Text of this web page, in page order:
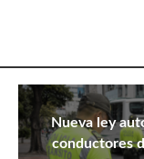
Nueva ley
conductores